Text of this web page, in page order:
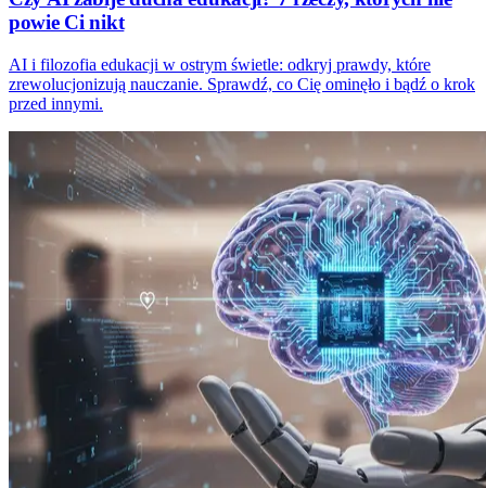
powie Ci nikt
AI i filozofia edukacji w ostrym świetle: odkryj prawdy, które
zrewolucjonizują nauczanie. Sprawdź, co Cię ominęło i bądź o krok
przed innymi.